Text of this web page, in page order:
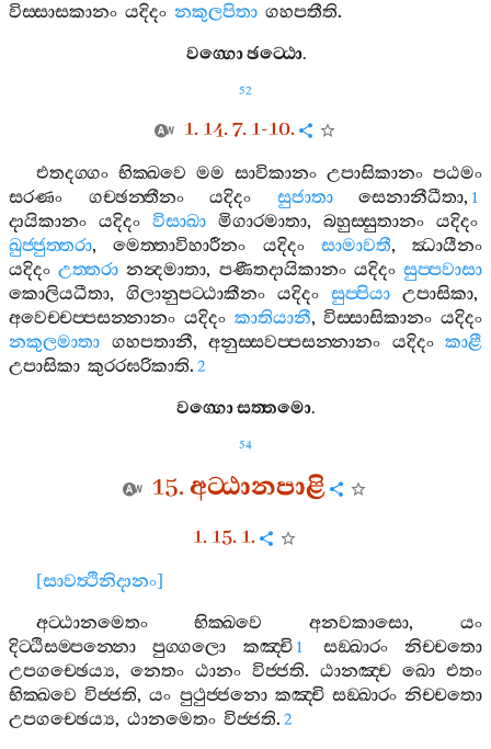
විස‍්සාසකානං යදිදං නකුලපිතා ගහපතීති.
වග‍්ගොඡට‍්ඨො.
52
1. 14. 7. 1-10.
එතදග‍්ගං භික‍්ඛවෙ මම සාවිකානං උපාසිකානං පඨමං
සරණං
ගච‍්ඡන‍්තීනං යදිදං සුජාතා සෙනානීධීතා, 1
දායිකානං යදිදං විසාඛා මිගාරමාතා, බහුස‍්සුතානං යදිදං
ඛුජ‍්ජුත‍්තරා,මෙත‍්තාවිහාරීනං යදිදං සාමාවතී, ඣායීනං
යදිදං උත‍්තරා නන්‍දමාතා, පණීතදායිකානං යදිදං සුප‍්පවාසා
කොලියධීතා, ගිලානුපට‍්ඨාකීනං යදිදං සුප‍්පියා උපාසිකා,
අවෙච‍්චප‍්පසන‍්නානං යදිදං කාතියානී,විස‍්සාසිකානං යදිදං
නකුලමාතා ගහපතානී, අනුස‍්සවප‍්පසන‍්නානං යදිදං කාළී
උපාසිකා කුරරඝරිකාති. 2
වග‍්ගොසත‍්තමො.
54
15.අට‍්ඨානපාළි
1. 15. 1.
[සාවත්‍ථිනිදානං]
අට‍්ඨානමෙතං
භික‍්ඛවෙ අනවකාසො,යං
දිට‍්ඨිසම‍්පන‍්නො
පුග‍්ගලො කඤ‍්චි 1 සඞ‍්ඛාරං
නිච‍්චතො
උපගච‍්ඡෙය්‍ය, නෙතං ඨානං විජ‍්ජති. ඨානඤ‍්ච ඛො එතං
භික‍්ඛවෙ විජ‍්ජති,යං පුථුජ‍්ජනො කඤ‍්චි සඞ‍්ඛාරං නිච‍්චතො
උපගච‍්ඡෙය්‍ය, ඨානමෙතං විජ‍්ජති. 2